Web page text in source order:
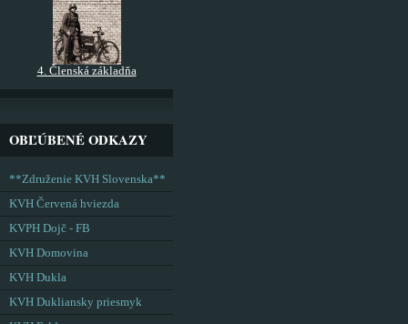
4. Členská základňa
OBĽÚBENÉ ODKAZY
**Združenie KVH Slovenska**
KVH Červená hviezda
KVPH Dojč - FB
KVH Domovina
KVH Dukla
KVH Dukliansky priesmyk